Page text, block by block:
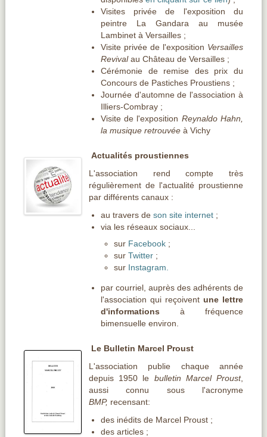
Visites privée de l'exposition du
peintre La Gandara au musée
Lambinet à Versailles ;
Visite privée de l'exposition Versailles
Revivalau Château de Versailles ;
Cérémonie de remise des prix du
Concours de Pastiches Proustiens ;
Journée d'automne de l'association à
Illiers-Combray ;
Visite de l'exposition Reynaldo Hahn,
la musique retrouvéeà Vichy
Actualités proustiennes
L'association rend compte très
régulièrement de l'actualité proustienne
par différents canaux :
au travers de son site internet;
via les réseaux sociaux...
sur Facebook ;
sur Twitter;
sur Instagram.
par courriel, auprès des adhérents de
l'association qui reçoivent une lettre
d'informations à fréquence
bimensuelle environ.
Le Bulletin Marcel Proust
L'association publie chaque année
depuis 1950 le bulletin Marcel Proust,
aussi connu sous l'acronyme
BMP, recensant:
des inédits de Marcel Proust ;
des articles ;